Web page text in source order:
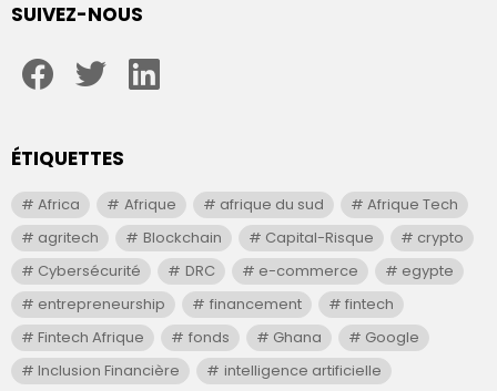
SUIVEZ-NOUS
ÉTIQUETTES
Africa Afrique afrique du sud
Afrique Tech
agritech
Blockchain Capital-Risque
crypto
Cybersécurité
DRC e-commerce
egypte
entrepreneurship
financement
fintech
Fintech Afrique
fonds Ghana
Google
Inclusion Financière
intelligence artificielle